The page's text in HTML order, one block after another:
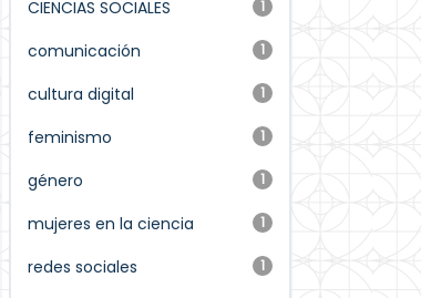
1
CIENCIAS SOCIALES
1
comunicación
1
cultura digital
1
feminismo
1
género
1
mujeres en la ciencia
1
redes sociales